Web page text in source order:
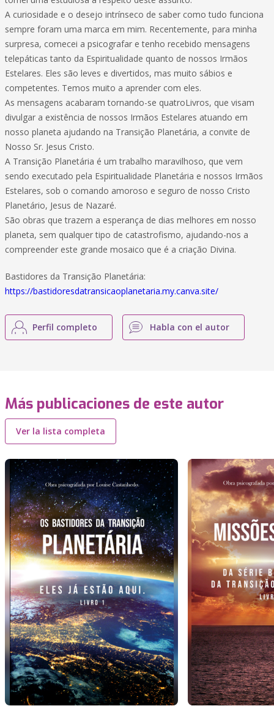
A curiosidade e o desejo intrínseco de saber como tudo funciona
sempre foram uma marca em mim. Recentemente, para minha
surpresa, comecei a psicografar e tenho recebido mensagens
telepáticas tanto da Espiritualidade quanto de nossos Irmãos
Estelares. Eles são leves e divertidos, mas muito sábios e
competentes. Temos muito a aprender com eles.
As mensagens acabaram tornando-se quatroLivros, que visam
divulgar a existência de nossos Irmãos Estelares atuando em
nosso planeta ajudando na Transição Planetária, a convite de
Nosso Sr. Jesus Cristo.
A Transição Planetária é um trabalho maravilhoso, que vem
sendo executado pela Espiritualidade Planetária e nossos Irmãos
Estelares, sob o comando amoroso e seguro de nosso Cristo
Planetário, Jesus de Nazaré.
São obras que trazem a esperança de dias melhores em nosso
planeta, sem qualquer tipo de catastrofismo, ajudando-nos a
compreender este grande mosaico que é a criação Divina.
Bastidores da Transição Planetária:
https://bastidoresdatransicaoplanetaria.my.canva.site/
Perfil completo Habla con el autor
Más publicaciones de este autor
Ver la lista completa